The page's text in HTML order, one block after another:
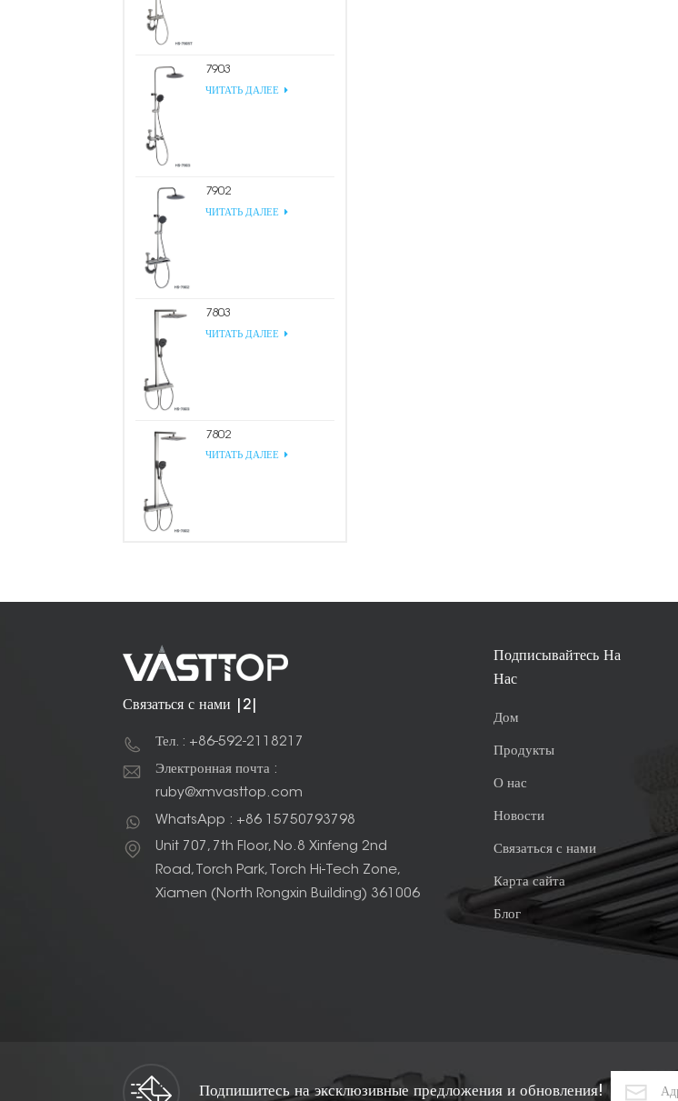
7903
ЧИТАТЬ ДАЛЕЕ
7902
ЧИТАТЬ ДАЛЕЕ
7803
ЧИТАТЬ ДАЛЕЕ
7802
ЧИТАТЬ ДАЛЕЕ
Связаться с нами |2|
Тел. : +86-592-2118217
Электронная почта :
ruby@xmvasttop.com
WhatsApp : +86 15750793798
Unit 707, 7th Floor, No.8 Xinfeng 2nd
Road, Torch Park, Torch Hi-Tech Zone,
Xiamen (North Rongxin Building) 361006
Подписывайтесь На
Нас
Дом
Продукты
О нас
Новости
Связаться с нами
Карта сайта
Блог
Подпишитесь на эксклюзивные предложения и обновления!